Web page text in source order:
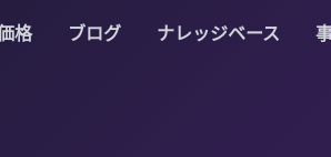
格 ブログ ナレッジベース